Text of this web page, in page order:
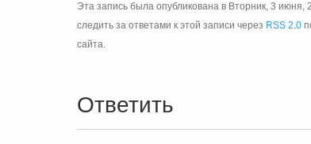
Эта запись была опубликована в Вторник, 3 июня,
следить за ответами к этой записи через RSS 2.0
сайта.
Ответить